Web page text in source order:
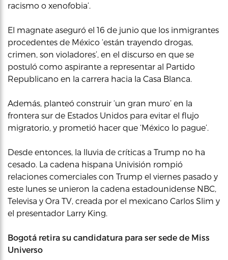
racismo o xenofobia’.
El magnate aseguró el 16 de junio que los inmigrantes
procedentes de México ‘están trayendo drogas,
crimen, son violadores’, en el discurso en que se
postuló como aspirante a representar al Partido
Republicano en la carrera hacia la Casa Blanca.
Además, planteó construir ‘un gran muro’ en la
frontera sur de Estados Unidos para evitar el flujo
migratorio, y prometió hacer que ‘México lo pague’.
Desde entonces, la lluvia de críticas a Trump no ha
cesado. La cadena hispana Univisión rompió
relaciones comerciales con Trump el viernes pasado y
este lunes se unieron la cadena estadounidense NBC,
Televisa y Ora TV, creada por el mexicano Carlos Slim y
el presentador Larry King.
Bogotá retira su candidatura para ser sede de Miss
Universo